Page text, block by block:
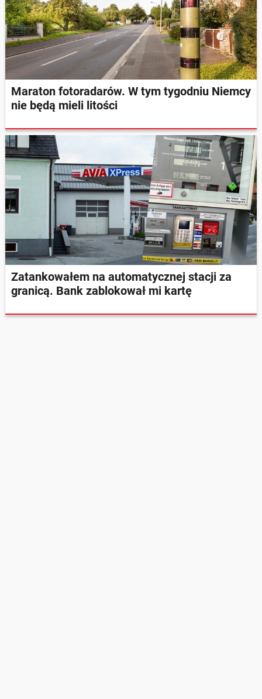
Maraton fotoradarów. W tym tygodniu Niemcy
nie będą mieli litości
Zatankowałem na automatycznej stacji za
granicą. Bank zablokował mi kartę